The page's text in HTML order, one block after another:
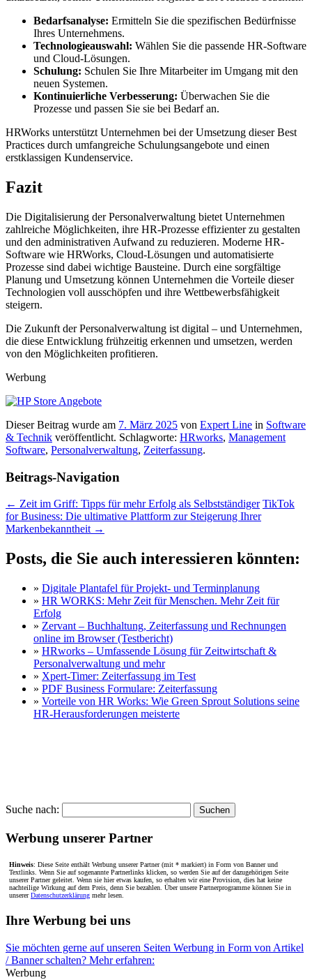
Bedarfsanalyse: Ermitteln Sie die spezifischen Bedürfnisse
Ihres Unternehmens.
Technologieauswahl: Wählen Sie die passende HR-Software
und Cloud-Lösungen.
Schulung: Schulen Sie Ihre Mitarbeiter im Umgang mit den
neuen Systemen.
Kontinuierliche Verbesserung: Überwachen Sie die
Prozesse und passen Sie sie bei Bedarf an.
HRWorks unterstützt Unternehmen bei der Umsetzung dieser Best
Practices durch umfangreiche Schulungsangebote und einen
erstklassigen Kundenservice.
Fazit
Die Digitalisierung der Personalverwaltung bietet Unternehmen
zahlreiche Möglichkeiten, ihre HR-Prozesse effizienter zu gestalten
und den administrativen Aufwand zu reduzieren. Moderne HR-
Software wie HRWorks, Cloud-Lösungen und automatisierte
Prozesse sind dabei wichtige Bausteine. Durch eine sorgfältige
Planung und Umsetzung können Unternehmen die Vorteile dieser
Technologien voll ausschöpfen und ihre Wettbewerbsfähigkeit
steigern.
Die Zukunft der Personalverwaltung ist digital – und Unternehmen,
die diese Entwicklung frühzeitig erkennen und umsetzen, werden
von den Möglichkeiten profitieren.
Werbung
Dieser Beitrag wurde am 7. März 2025 von Expert Line in Software
& Technik veröffentlicht. Schlagworte: HRworks, Management
Software, Personalverwaltung, Zeiterfassung.
Beitrags-Navigation
← Zeit im Griff: Tipps für mehr Erfolg als Selbstständiger TikTok
for Business: Die ultimative Plattform zur Steigerung Ihrer
Markenbekanntheit →
Posts, die Sie auch interessieren könnten:
» Digitale Plantafel für Projekt- und Terminplanung
» HR WORKS: Mehr Zeit für Menschen. Mehr Zeit für
Erfolg
» Zervant – Buchhaltung, Zeiterfassung und Rechnungen
online im Browser (Testbericht)
» HRworks – Umfassende Lösung für Zeitwirtschaft &
Personalverwaltung und mehr
» Xpert-Timer: Zeiterfassung im Test
» PDF Business Formulare: Zeiterfassung
» Vorteile von HR Works: Wie Green Sprout Solutions seine
HR-Herausforderungen meisterte
Suche nach:
Werbung unserer Partner
Hinweis: Diese Seite enthält Werbung unserer Partner (mit * markiert) in Form von Banner und
Textlinks. Wenn Sie auf sogenannte Partnerlinks klicken, so werden Sie auf der dazugehörigen Seite
unserer Partner geleitet. Wenn sie hier etwas kaufen, so erhalten wir eine Provision, dies hat keine
nachteilige Wirkung auf dem Preis, denn Sie bezahlen. Über unsere Partnerprogramme können Sie in
unsererDatenschutzerklärung mehr lesen.
Ihre Werbung bei uns
Sie möchten gerne auf unseren Seiten Werbung in Form von Artikel
/ Banner schalten? Mehr erfahren:
Werbung